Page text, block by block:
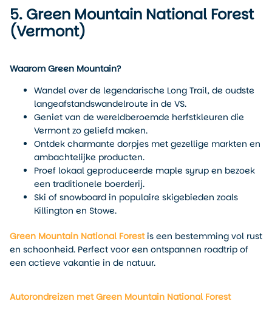
5. Green Mountain National Forest
(Vermont)
Waarom Green Mountain?
Wandel over de legendarische Long Trail, de oudste
langeafstandswandelroute in de VS.
Geniet van de wereldberoemde herfstkleuren die
Vermont zo geliefd maken.
Ontdek charmante dorpjes met gezellige markten en
ambachtelijke producten.
Proef lokaal geproduceerde maple syrup en bezoek
een traditionele boerderij.
Ski of snowboard in populaire skigebieden zoals
Killington en Stowe.
Green Mountain National Forestis een bestemming vol rust
en schoonheid. Perfect voor een ontspannen roadtrip of
een actieve vakantie in de natuur.
Autorondreizen met Green Mountain National Forest